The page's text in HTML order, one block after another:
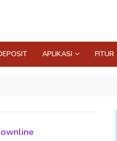
APLIKASI FITUR